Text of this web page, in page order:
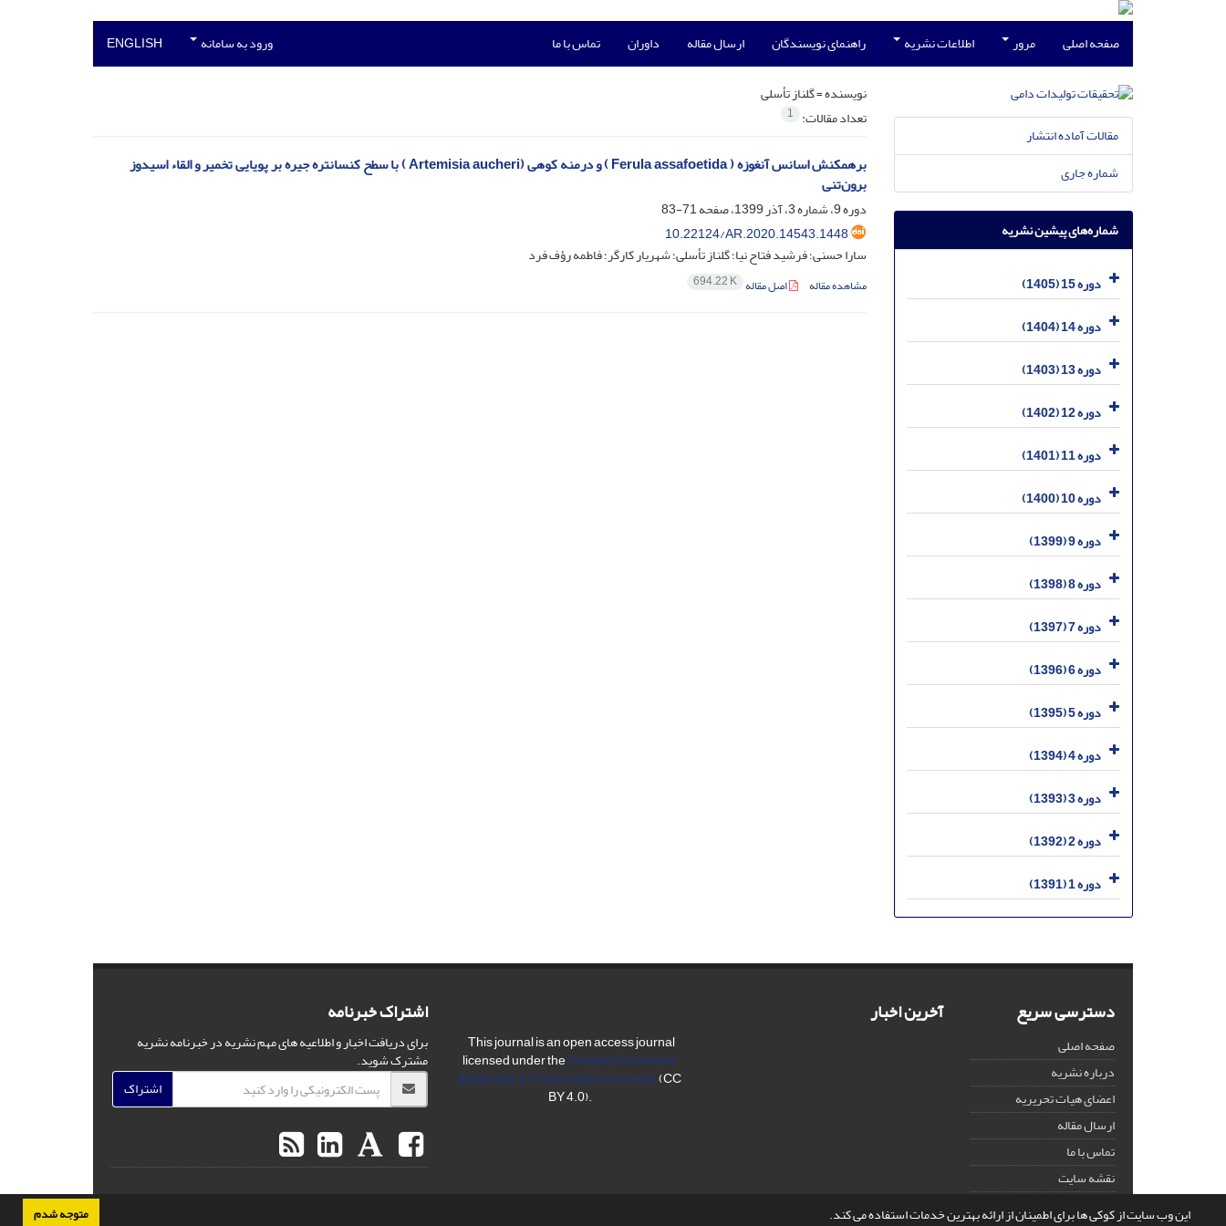
این وب سایت از کوکی ها برای اطمینان از ارائه بهترین خدمات استفاده می کند. متوجه شدم
صفحه اصلی مرور اطلاعات نشریه راهنمای نویسندگان ارسال مقاله داوران تماس با ما ورود به سامانه ENGLISH
نویسنده =گلناز تأسلی
تعداد مقالات: 1
برهمکنش اسانس آنغوزه ( Ferula assafoetida ) و درمنه کوهی (Artemisia aucheri ) با سطح کنسانتره جیره‌ بر پویایی تخمیر و القاء اسیدوز
برون‌تنی
دوره 9، شماره 3، آذر 1399، صفحه
71-83
10.22124/AR.2020.14543.1448
سارا حسنی؛ فرشید فتاح نیا؛ گلناز تأسلی؛ شهریار کارگر؛ فاطمه رؤف فرد
مشاهده مقاله اصل مقاله 694.22 K
مقالات آماده انتشار
شماره جاری
شماره‌های پیشین نشریه
دوره 15 (1405)
دوره 14 (1404)
دوره 13 (1403)
دوره 12 (1402)
دوره 11 (1401)
دوره 10 (1400)
دوره 9 (1399)
دوره 8 (1398)
دوره 7 (1397)
دوره 6 (1396)
دوره 5 (1395)
دوره 4 (1394)
دوره 3 (1393)
دوره 2 (1392)
دوره 1 (1391)
دسترسی سریع
صفحه اصلی
درباره نشریه
اعضای هیات تحریریه
ارسال مقاله
تماس با ما
نقشه سایت
آخرین اخبار
This journal is an open access journal
licensed under theCreative Commons
Attribution 4.0 International License(CC
BY 4.0).
اشتراک خبرنامه
برای دریافت اخبار و اطلاعیه های مهم نشریه در خبرنامه نشریه
مشترک شوید.
اشتراک